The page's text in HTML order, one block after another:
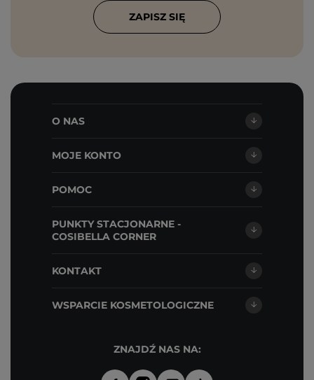
ZAPISZ SIĘ
O NAS
MOJE KONTO
POMOC
PUNKTY STACJONARNE -
COSIBELLA CORNER
KONTAKT
WSPARCIE KOSMETOLOGICZNE
ZNAJDŹ NAS NA: